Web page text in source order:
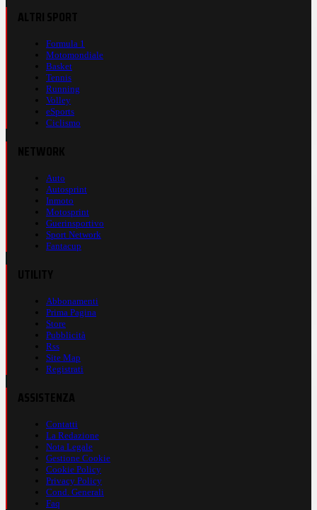
Formula 1
Motomondiale
Basket
Tennis
Running
Volley
eSports
Ciclismo
Auto
Autosprint
Inmoto
Motosprint
Guerinsportivo
Sport Network
Fantacup
Abbonamenti
Prima Pagina
Store
Pubblicità
Rss
Site Map
Registrati
Contatti
La Redazione
Nota Legale
Gestione Cookie
Cookie Policy
Privacy Policy
Cond. Generali
Faq